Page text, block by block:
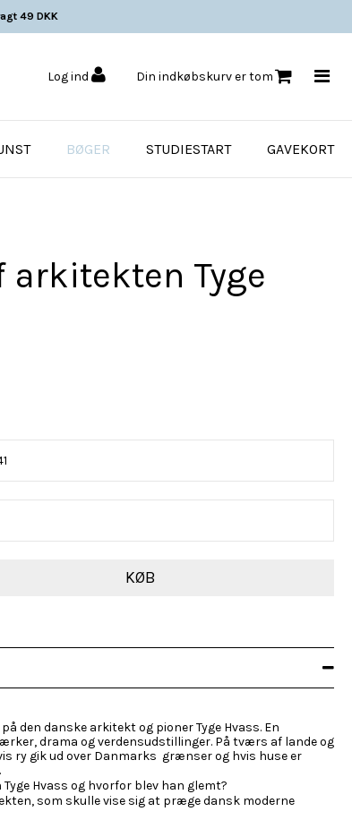
49 DKK
Log ind Din indkøbskurv er tom
BØGER STUDIESTART GAVEKORT
arkitekten Tyge
KØB
den danske arkitekt og pioner Tyge Hvass. En
drama og verdensudstillinger. På tværs af lande og
ry gik ud over Danmarks grænser og hvis huse er
Hvass og hvorfor blev han glemt?
som skulle vise sig at præge dansk moderne